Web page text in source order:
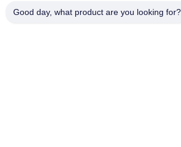
ভিডিও
Good day, what product are you looking for?